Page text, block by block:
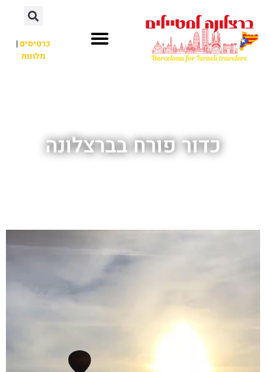
כרטיסים|
מלונות
כדור פורח בברצלונה